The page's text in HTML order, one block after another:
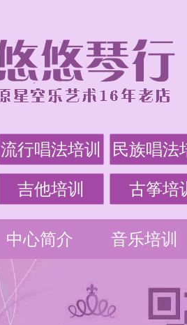
流行唱法培训 民族唱法
吉他培训 古筝培
中心简介 音乐培训